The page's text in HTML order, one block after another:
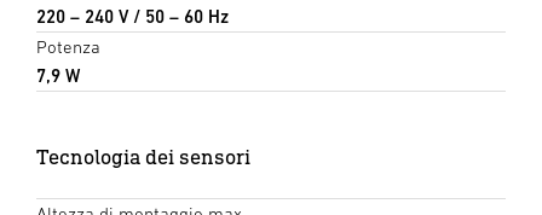
220 – 240 V / 50 – 60 Hz
Potenza
7,9 W
Tecnologia dei sensori